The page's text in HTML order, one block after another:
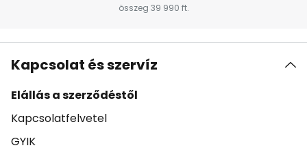
összeg 39 990 ft.
Kapcsolat és szervíz
Elállás a szerződéstől
Kapcsolatfelvetel
GYIK